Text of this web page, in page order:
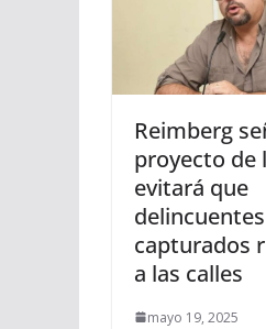
Reimberg
proyecto de
evitará que
delincuentes
capturados
a las calles
mayo 19, 2025